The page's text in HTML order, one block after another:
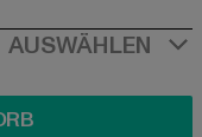
AUSWÄHLEN